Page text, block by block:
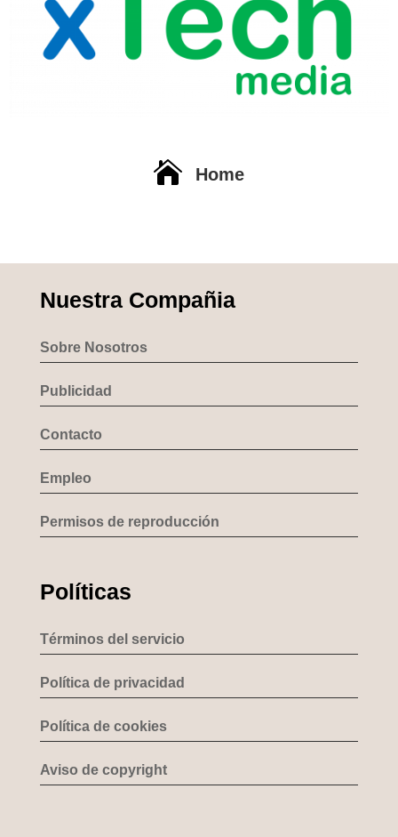
 Home
Nuestra Compañia
Sobre Nosotros
Publicidad
Contacto
Empleo
Permisos de reproducción
Políticas
Términos del servicio
Política de privacidad
Política de cookies
Aviso de copyright